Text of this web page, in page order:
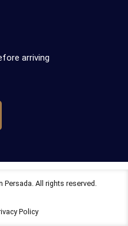
arriving
Persada. All rights reserved.
Policy